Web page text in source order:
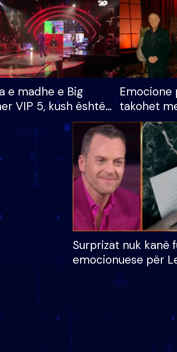
e madhe e Big
VIP 5, kush është
i parë që lë shtëpinë
mundësinë për
çmimin e madh
Emocione
takohet
vajzën
S’kemi
apo jo?
Surprizat nuk kanë
emocionuese për